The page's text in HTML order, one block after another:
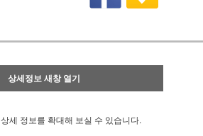
상세정보 새창 열기
상세 정보를 확대해 보실 수 있습니다.